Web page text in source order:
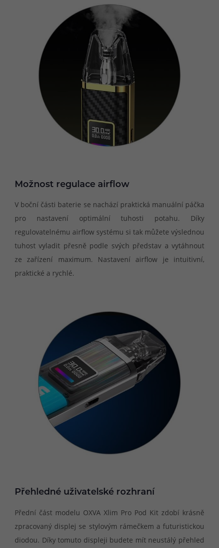
Možnost regulace airflow
V boční části baterie se nachází praktická manuální páčka
pro nastavení optimální tuhosti potahu. Díky
regulovatelnému airflow systému si tak můžete výslednou
tuhost vyladit přesně podle svých představ a vytáhnout
ze zařízení maximum. Nastavení airflow je intuitivní,
praktické a rychlé.
Přehledné uživatelské rozhraní
Přední část modelu OXVA Xlim Pro Pod Kit zdobí krásně
zpracovaný displej se stylovým rámečkem a futuristickou
diodou. Díky tomuto displeji budete mít neustálý přehled